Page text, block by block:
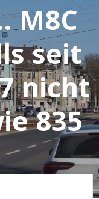
M8C
seit
nicht
835